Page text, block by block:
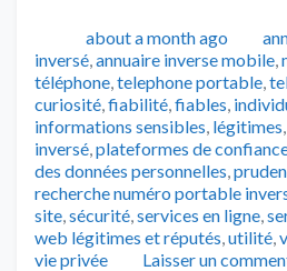
Publié
about a month ago
inversé,annuaire inverse mobile,
téléphone,telephone portable,
curiosité,fiabilité,fiables,
informations sensibles, légitimes,
inversé,plateformes de
des données personnelles,
recherche numéro portable
site,sécurité,services en ligne,
web légitimes et réputés,utilité,
vie privée
Laisser un